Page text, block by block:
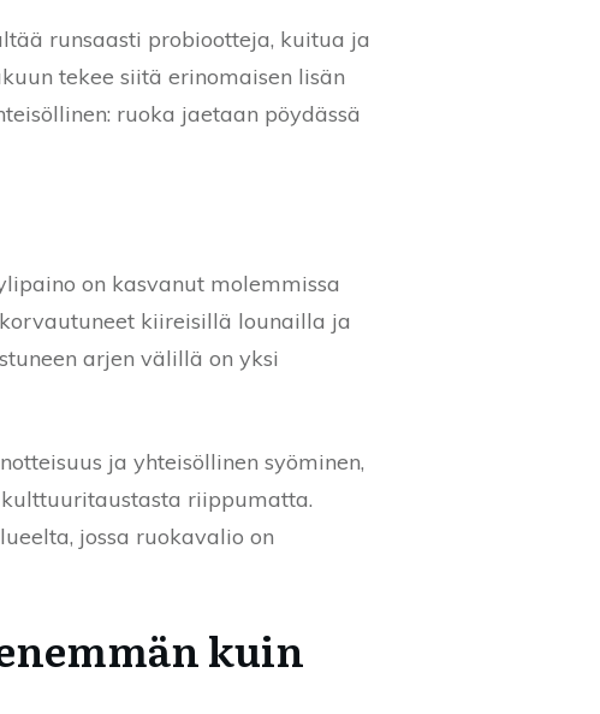
runsaasti probiootteja, kuitua ja
tekee siitä erinomaisen lisän
ruoka jaetaan pöydässä
on kasvanut molemmissa
kiireisillä lounailla ja
arjen välillä on yksi
ja yhteisöllinen syöminen,
riippumatta.
jossa ruokavalio on
kuin